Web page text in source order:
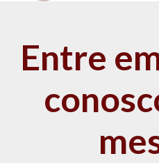
Entre